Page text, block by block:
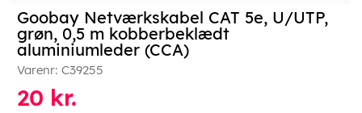
Goobay Netværkskabel CAT 5e, U/UTP,
grøn, 0,5 m kobberbeklædt
aluminiumleder (CCA)
Varenr: C39255
20 kr.